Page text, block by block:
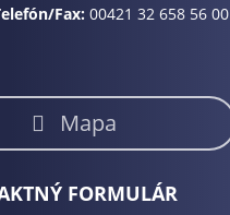
Fax:00421 32 658 56 00
Mapa
FORMULÁR